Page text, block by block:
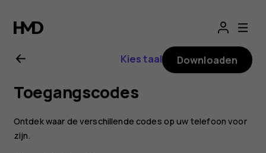
voor
Nokia
8.1
Kies taal Downloaden
Toegangscodes
Ontdek waar de verschillende codes op uw telefoon voor
zijn.